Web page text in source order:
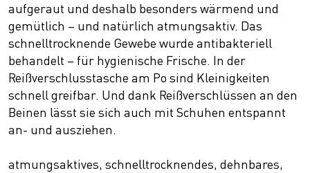
aufgeraut und deshalb besonders wärmend und
gemütlich – und natürlich atmungsaktiv. Das
schnelltrocknende Gewebe wurde antibakteriell
behandelt – für hygienische Frische. In der
Reißverschlusstasche am Po sind Kleinigkeiten
schnell greifbar. Und dank Reißverschlüssen an den
Beinen lässt sie sich auch mit Schuhen entspannt
an- und ausziehen.
atmungsaktives, schnelltrocknendes, dehnbares,